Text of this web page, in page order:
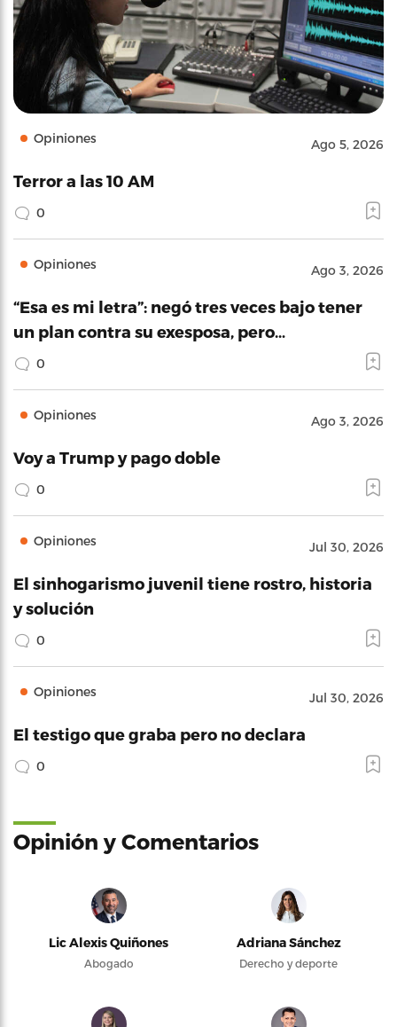
Opiniones Ago 5, 2026
Terror a las 10 AM
0
Opiniones Ago 3, 2026
“Esa es mi letra”: negó tres veces bajo tener
un plan contra su exesposa, pero…
0
Opiniones Ago 3, 2026
Voy a Trump y pago doble
0
Opiniones Jul 30, 2026
El sinhogarismo juvenil tiene rostro, historia
y solución
0
Opiniones Jul 30, 2026
El testigo que graba pero no declara
0
Opinión y Comentarios
Lic Alexis Quiñones
Abogado
Adriana Sánchez
Derecho y deporte